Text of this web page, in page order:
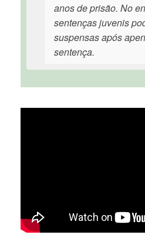
anos de prisão. No
sentenças juvenis
suspensas após
sentença.